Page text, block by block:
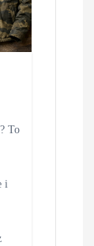
To
i